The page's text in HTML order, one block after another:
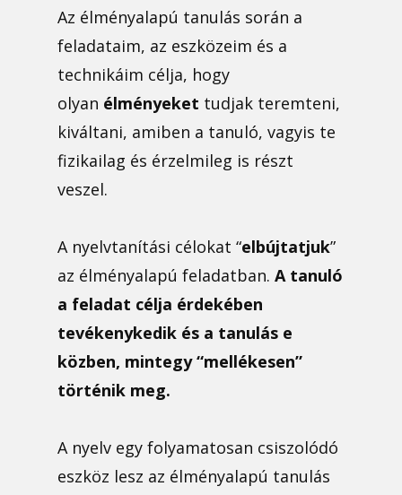
Az élményalapú tanulás során a
feladataim, az eszközeim és a
technikáim célja, hogy
olyan élményeket tudjak teremteni,
kiváltani, amiben a tanuló, vagyis te
fizikailag és érzelmileg is részt
veszel.
A nyelvtanítási célokat “elbújtatjuk”
az élményalapú feladatban. A tanuló
a feladat célja érdekében
tevékenykedik és a tanulás e
közben, mintegy “mellékesen”
történik meg.
A nyelv egy folyamatosan csiszolódó
eszköz lesz az élményalapú tanulás